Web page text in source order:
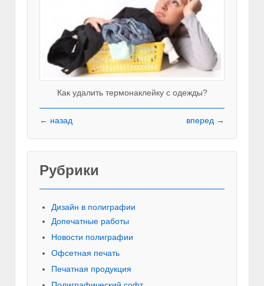
Как удалить термонаклейку с одежды?
← назад вперед →
Рубрики
Дизайн в полиграфии
Допечатные работы
Новости полиграфии
Офсетная печать
Печатная продукция